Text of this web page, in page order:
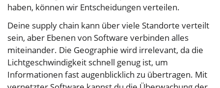
haben, können wir Entscheidungen verteilen.
Deine supply chain kann über viele Standorte verteilt
sein, aber Ebenen von Software verbinden alles
miteinander. Die Geographie wird irrelevant, da die
Lichtgeschwindigkeit schnell genug ist, um
Informationen fast augenblicklich zu übertragen. Mit